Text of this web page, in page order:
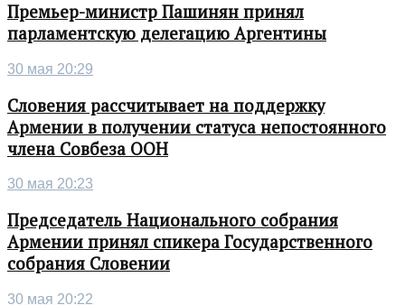
Премьер-министр Пашинян принял
парламентскую делегацию Аргентины
30 мая 20:29
Словения рассчитывает на поддержку
Армении в получении статуса непостоянного
члена Совбеза ООН
30 мая 20:23
Председатель Национального собрания
Армении принял спикера Государственного
собрания Словении
30 мая 20:22